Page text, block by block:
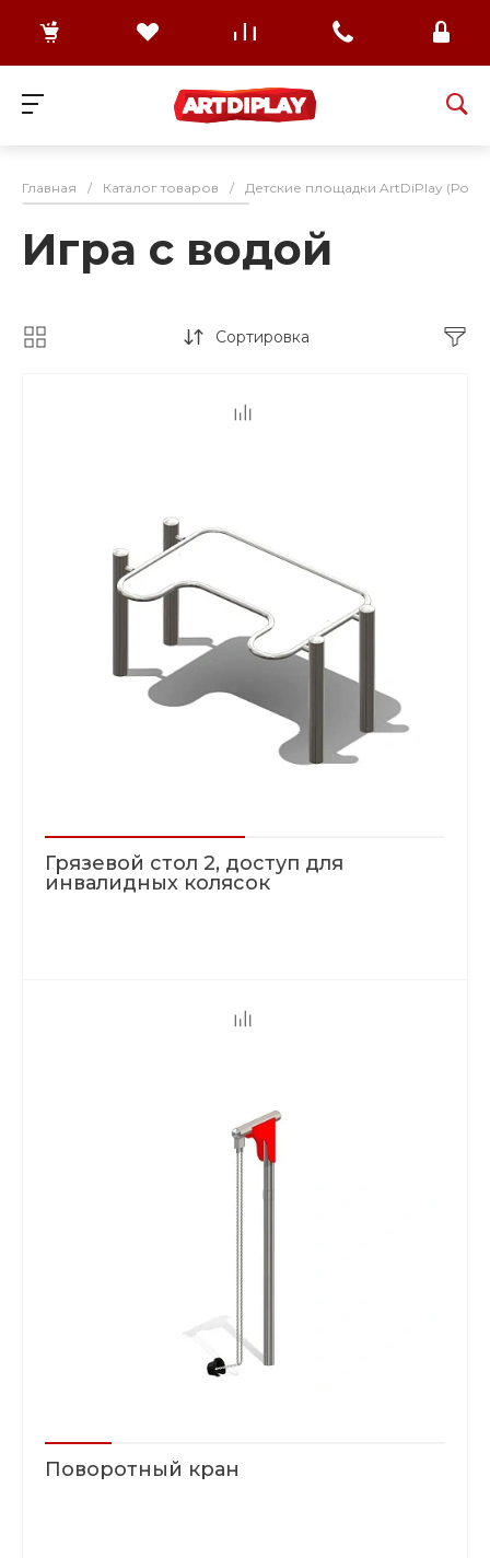
Главная / Каталог товаров / Детские площадки ArtDiPlay
Игра с водой
Сортировка
Грязевой стол 2, доступ для
инвалидных колясок
Поворотный кран